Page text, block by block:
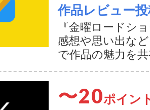
作品レビュー
『金曜ロードシ
感想や思い出な
で作品の魅力を
〜20ポイン